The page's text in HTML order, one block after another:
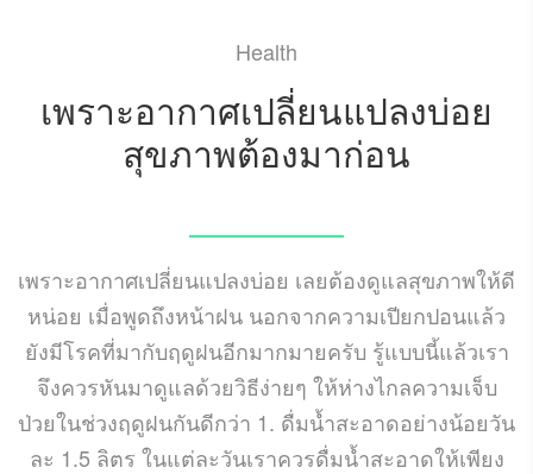
Health
เพราะอากาศเปลี่ยนแปลงบ่อย
สุขภาพต้องมาก่อน
เพราะอากาศเปลี่ยนแปลงบ่อย เลยต้องดูแลสุขภาพให้ดี
หน่อย เมื่อพูดถึงหน้าฝน นอกจากความเปียกปอนแล้ว
ยังมีโรคที่มากับฤดูฝนอีกมากมายครับ รู้แบบนี้แล้วเรา
จึงควรหันมาดูแลด้วยวิธีง่ายๆ ให้ห่างไกลความเจ็บ
ป่วยในช่วงฤดูฝนกันดีกว่า 1. ดื่มน้ำสะอาดอย่างน้อยวัน
ละ 1.5 ลิตร ในแต่ละวันเราควรดื่มน้ำสะอาดให้เพียง